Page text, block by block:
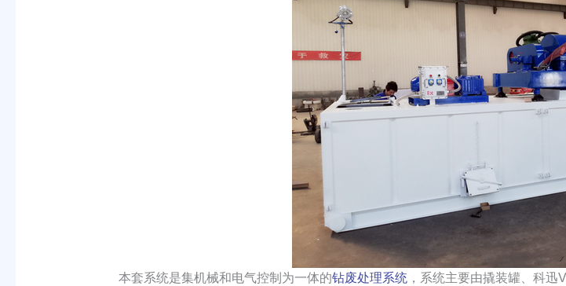
本套系统是集机械和电气控制为一体的钻废处理系统，系统主要由撬装罐、科迅